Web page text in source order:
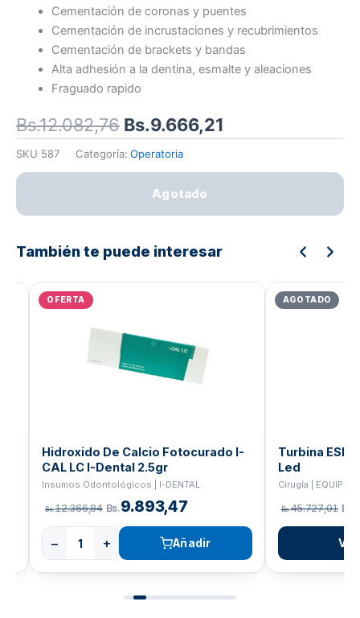
Cementación de coronas y puentes
Cementación de incrustaciones y recubrimientos
Cementación de brackets y bandas
Alta adhesión a la dentina, esmalte y aleaciones
Fraguado rapido
Bs.12.082,76 El
precio
original
Bs.12.082,76.
Bs.9.666,21
precio
SKU 587 Categoría: Operatoria
Agotado
También te puede interesar
precios:
OFERTA
Hidroxido De Calcio Fotocurado I-
CAL LC I-Dental 2.5gr
Insumos Odontológicos | I-DENTAL
Bs.12.366,84 Bs.9.893,47
− + Añadir
AGOTADO
Turbina
Led
Cirugía | EQUIPOS
Bs.45.727,01 Bs.